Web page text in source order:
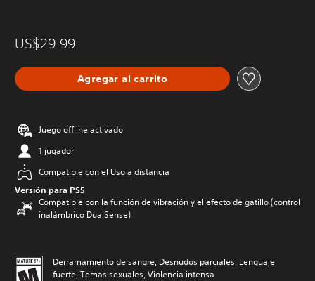
US$29.99
Agregar al carrito
Juego offline activado
1 jugador
Compatible con el Uso a distancia
Versión para PS5
Compatible con la función de vibración y el efecto de gatillo (control
inalámbrico DualSense)
Derramamiento de sangre, Desnudos parciales, Lenguaje
fuerte, Temas sexuales, Violencia intensa